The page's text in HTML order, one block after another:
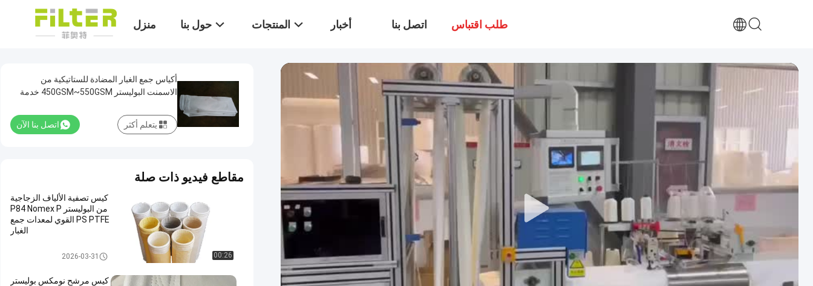
منزل حول بنا المنتجات أخبار اتصل بنا طلب اقتباس
أكياس جمع الغبار المضادة للستاتيكية من
الاسمنت البوليستر 450GSM~550GSM خدمة
اتصل بنا الآن يتعلم أكثر
مقاطع فيديو ذات صلة
00:26
كيس تصفية الألياف الزجاجية
من البوليستر P84 Nomex P
PS PTFE القوي لمعدات جمع
الغبار
كيس فلتر بوليستر2026-03-31
كيس مرشح نومكس بوليستر